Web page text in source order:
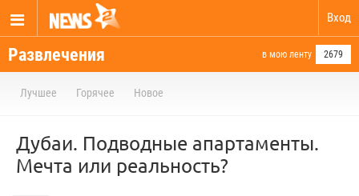
Вход
Развлечения в мою ленту 2679
Лучшее Горячее Новое
Дубаи. Подводные апартаменты.
Мечта или реальность?